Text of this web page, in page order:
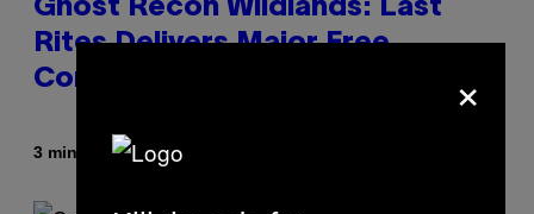
Ghost Recon Wildlands: Last
Rites Delivers Major Free
Content Update
3 minutes agoByDenny Connolly
×